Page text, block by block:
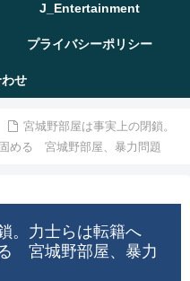
J_Entertainment
プライバシーポリシー
せ
宮城野部屋は事実上の閉鎖。
める 宮城野部屋、暴力問題
。力士らは転籍へ
宮城野部屋、暴力